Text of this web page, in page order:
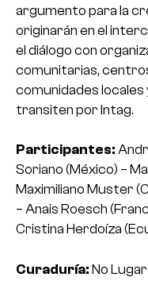
argumento para la
originarán en el
el diálogo con
comunitarias,
comunidades locales
transiten por Intag.
Participantes:
Soriano (México) –
Maximiliano Muster
– Anais Roesch
Cristina Herdoíza
Curaduría: No Lugar